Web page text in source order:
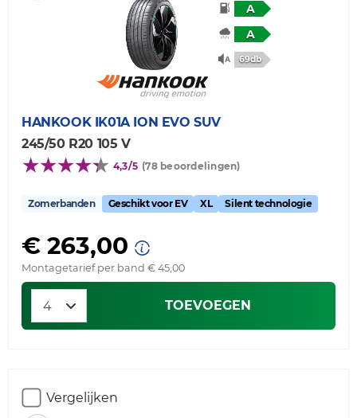
A
A
69db
HANKOOK IK01A ION EVO SUV
245/50 R20 105 V
4,3/5 (78 beoordelingen)
Zomerbanden Geschikt voor EV XL Silent technologie
€ 263,00
Montagetarief per band € 45,00
TOEVOEGEN
Vergelijken